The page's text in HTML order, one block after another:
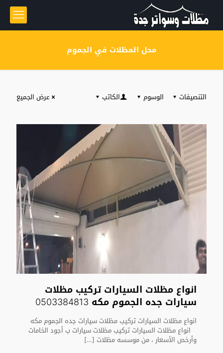
محل المظلات في الجموم
التنصيفات الوسوم الكاتب عرض الجميع
انواع مظلات السيارات تركيب مظلات
سيارات جده الجموم مكه 0503384813
انواع مظلات السيارات تركيب مظلات سيارات جده الجموم مكه
انواع مظلات السيارات تركيب مظلات سيارات ب أجود الخامات
وأرخص الأسعار ، من موسسه مظلات […]